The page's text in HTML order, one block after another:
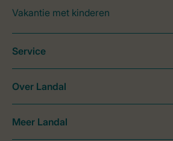
Vakantie met kinderen
Service
Over Landal
Meer Landal